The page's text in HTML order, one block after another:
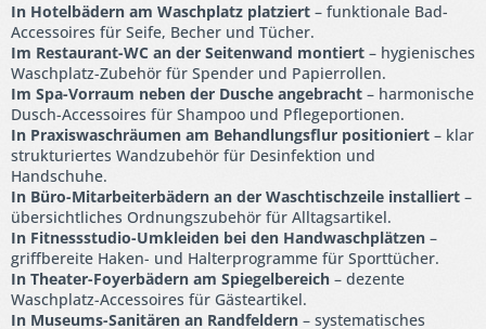
In Hotelbädern am Waschplatz platziert – funktionale Bad-
Accessoires für Seife, Becher und Tücher.
Im Restaurant-WC an der Seitenwand montiert – hygienisches
Waschplatz-Zubehör für Spender und Papierrollen.
Im Spa-Vorraum neben der Dusche angebracht – harmonische
Dusch-Accessoires für Shampoo und Pflegeportionen.
In Praxiswaschräumen am Behandlungsflur positioniert – klar
strukturiertes Wandzubehör für Desinfektion und
Handschuhe.
In Büro-Mitarbeiterbädern an der Waschtischzeile installiert –
übersichtliches Ordnungszubehör für Alltagsartikel.
In Fitnessstudio-Umkleiden bei den Handwaschplätzen –
griffbereite Haken- und Halterprogramme für Sporttücher.
In Theater-Foyerbädern am Spiegelbereich – dezente
Waschplatz-Accessoires für Gästeartikel.
In Museums-Sanitären an Randfeldern – systematisches